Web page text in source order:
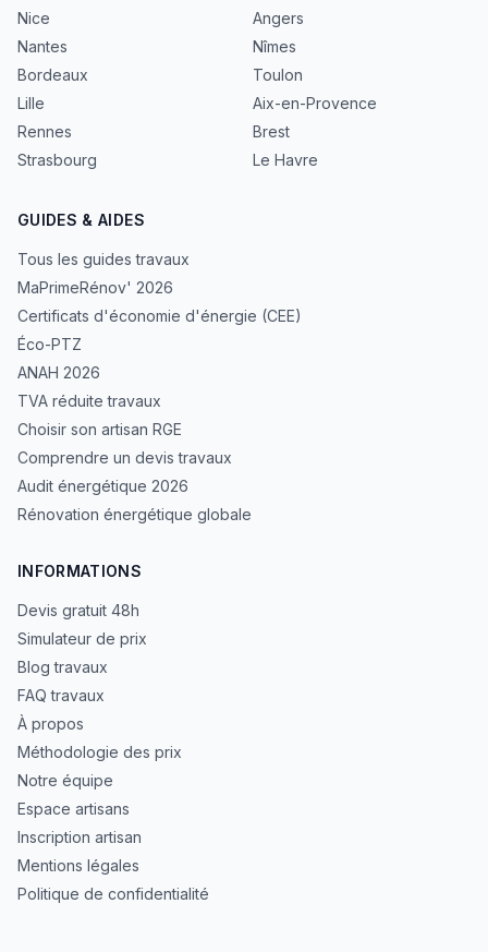
Nice
Nantes
Bordeaux
Lille
Rennes
Strasbourg
Angers
Nîmes
Toulon
Aix-en-Provence
Brest
Le Havre
GUIDES & AIDES
Tous les guides travaux
MaPrimeRénov' 2026
Certificats d'économie d'énergie (CEE)
Éco-PTZ
ANAH 2026
TVA réduite travaux
Choisir son artisan RGE
Comprendre un devis travaux
Audit énergétique 2026
Rénovation énergétique globale
INFORMATIONS
Devis gratuit 48h
Simulateur de prix
Blog travaux
FAQ travaux
À propos
Méthodologie des prix
Notre équipe
Espace artisans
Inscription artisan
Mentions légales
Politique de confidentialité